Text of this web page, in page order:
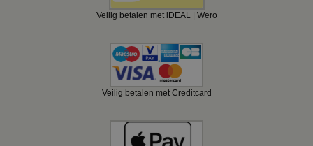
Veilig betalen met iDEAL | Wero
Veilig betalen met Creditcard